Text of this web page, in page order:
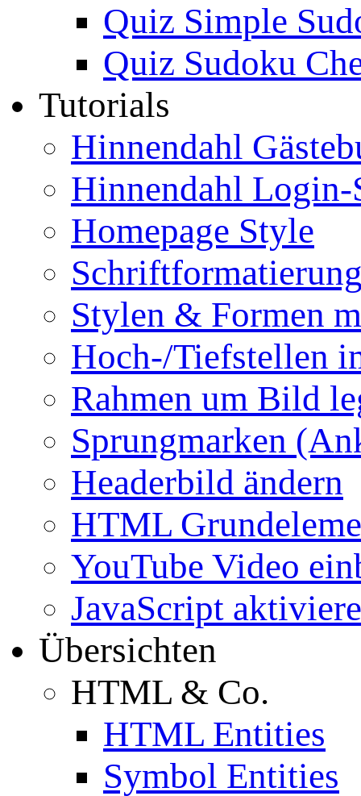
Quiz Simple
Quiz Sudoku
Tutorials
Hinnendahl
Hinnendahl Login-
Homepage Style
Stylen & Formen
Hoch-/Tiefstellen
Rahmen um Bild
Sprungmarken
Headerbild ändern
HTML
YouTube Video
JavaScript
Übersichten
HTML & Co.
HTML Entities
Symbol Entities